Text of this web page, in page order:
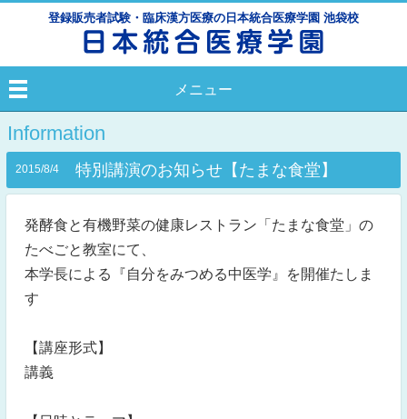
登録販売者試験・臨床漢方医療の日本統合医療学園 池袋校
メニュー
Information
2015/8/4 特別講演のお知らせ【たまな食堂】
発酵食と有機野菜の健康レストラン「たまな食堂」の
たべごと教室にて、
本学長による『自分をみつめる中医学』を開催たしま
す
【講座形式】
講義